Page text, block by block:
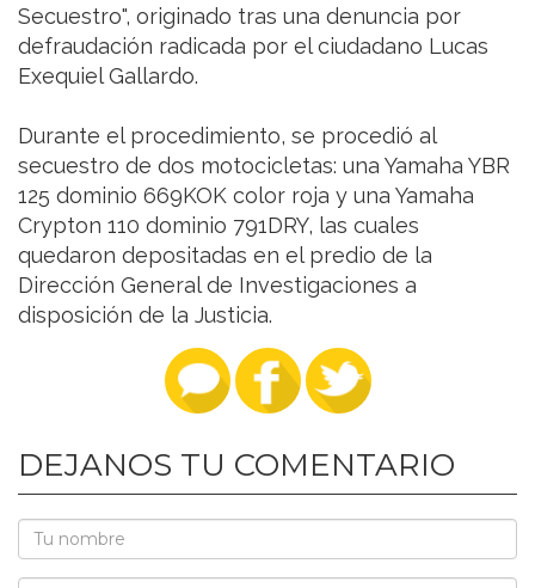
Secuestro", originado tras una denuncia por
defraudación radicada por el ciudadano Lucas
Exequiel Gallardo.
Durante el procedimiento, se procedió al
secuestro de dos motocicletas: una Yamaha YBR
125 dominio 669KOK color roja y una Yamaha
Crypton 110 dominio 791DRY, las cuales
quedaron depositadas en el predio de la
Dirección General de Investigaciones a
disposición de la Justicia.
DEJANOS TU COMENTARIO